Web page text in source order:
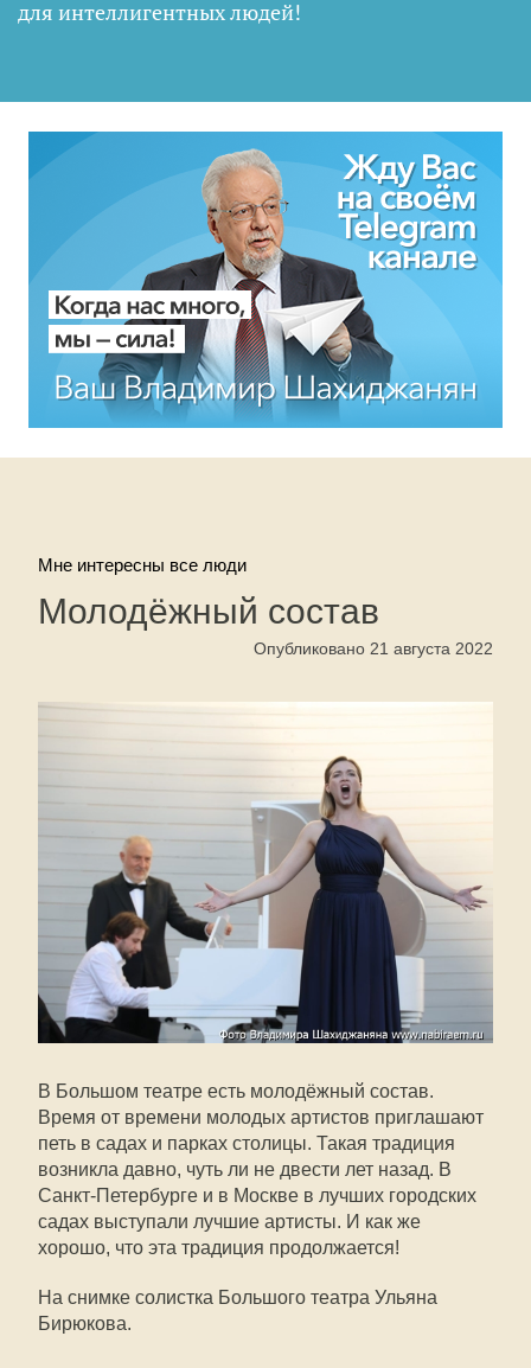
для интеллигентных людей!
Мне интересны все люди
Молодёжный состав
Опубликовано 21 августа 2022
В Большом театре есть молодёжный состав.
Время от времени молодых артистов приглашают
петь в садах и парках столицы. Такая традиция
возникла давно, чуть ли не двести лет назад. В
Санкт-Петербурге и в Москве в лучших городских
садах выступали лучшие артисты. И как же
хорошо, что эта традиция продолжается!
На снимке солистка Большого театра Ульяна
Бирюкова.